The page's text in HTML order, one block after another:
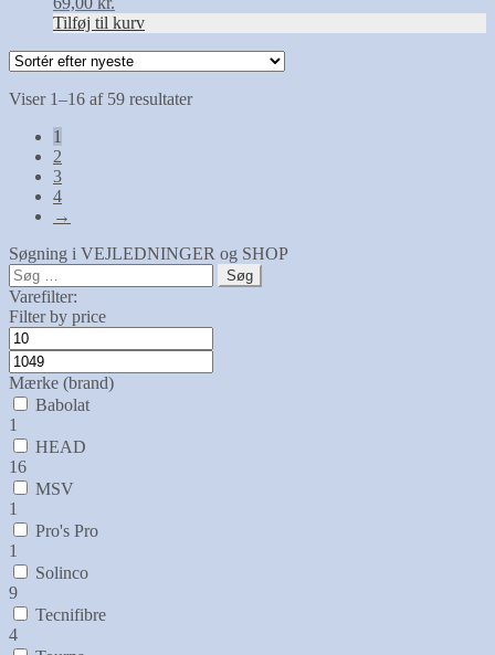
Tilføj til kurv
Viser 1–16 af 59 resultaterSorteret
1
2
3
4
→
Søgning i VEJLEDNINGER og SHOP
Søg
efter:
Varefilter:
Filter by price
Mærke (brand)
Babolat
1
HEAD
16
MSV
1
Pro's Pro
1
Solinco
9
Tecnifibre
4